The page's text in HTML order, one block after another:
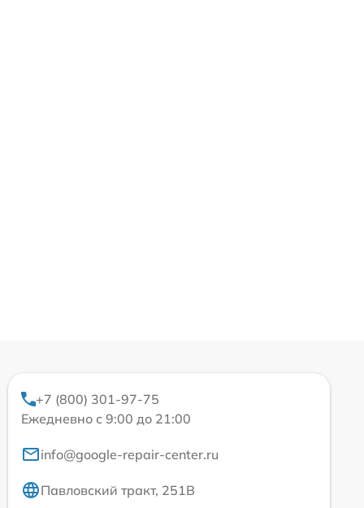
+7 (800) 301-97-75
Ежедневно с 9:00 до 21:00
info@google-repair-center.ru
Павловский тракт, 251В